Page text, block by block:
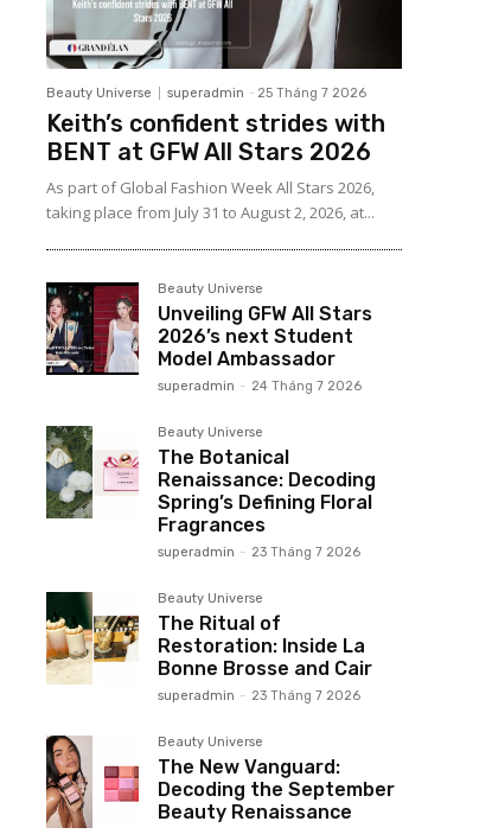
Beauty Universe superadmin - 25 Tháng 7 2026
Keith’s confident strides with
BENT at GFW All Stars 2026
As part of Global Fashion Week All Stars 2026,
taking place from July 31 to August 2, 2026, at...
Beauty Universe
Unveiling GFW All Stars
2026’s next Student
Model Ambassador
superadmin - 24 Tháng 7 2026
Beauty Universe
The Botanical
Renaissance: Decoding
Spring’s Defining Floral
Fragrances
superadmin - 23 Tháng 7 2026
Beauty Universe
The Ritual of
Restoration: Inside La
Bonne Brosse and Cair
superadmin - 23 Tháng 7 2026
Beauty Universe
The New Vanguard:
Decoding the September
Beauty Renaissance